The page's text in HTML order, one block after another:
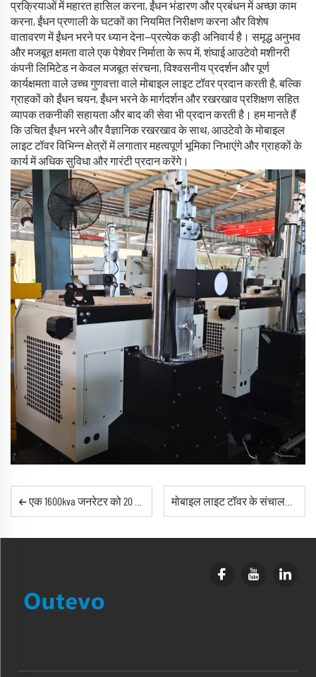
प्रक्रियाओं में महारत हासिल करना, ईंधन भंडारण और प्रबंधन में अच्छा काम
करना, ईंधन प्रणाली के घटकों का नियमित निरीक्षण करना और विशेष
वातावरण में ईंधन भरने पर ध्यान देना—प्रत्येक कड़ी अनिवार्य है। समृद्ध अनुभव
और मजबूत क्षमता वाले एक पेशेवर निर्माता के रूप में, शंघाई आउटेवो मशीनरी
कंपनी लिमिटेड न केवल मजबूत संरचना, विश्वसनीय प्रदर्शन और पूर्ण
कार्यक्षमता वाले उच्च गुणवत्ता वाले मोबाइल लाइट टॉवर प्रदान करती है, बल्कि
ग्राहकों को ईंधन चयन, ईंधन भरने के मार्गदर्शन और रखरखाव प्रशिक्षण सहित
व्यापक तकनीकी सहायता और बाद की सेवा भी प्रदान करती है। हम मानते हैं
कि उचित ईंधन भरने और वैज्ञानिक रखरखाव के साथ, आउटेवो के मोबाइल
लाइट टॉवर विभिन्न क्षेत्रों में लगातार महत्वपूर्ण भूमिका निभाएंगे और ग्राहकों के
कार्य में अधिक सुविधा और गारंटी प्रदान करेंगे।
एक 1600kva जनरेटर को 20 फीट कंटेनर में सुरक्षित रूप से क्यों नहीं रखा जा सकता: एक पेशेवर चेतावनी